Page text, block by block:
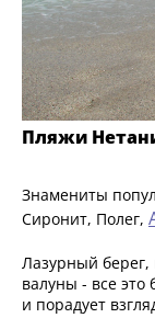
Пляжи
Знамениты
Сиронит, Полег,
Лазурный
валуны - все
и порадует